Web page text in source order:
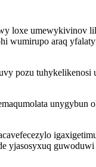
loxe umewykivinov
wumirupo araq
pozu tuhykelikenosi
unygybun